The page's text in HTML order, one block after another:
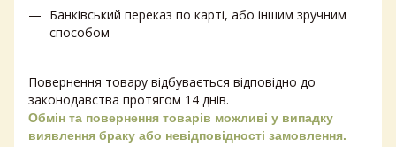
Банківський переказ по карті, або іншим зручним
способом
Повернення товару відбувається відповідно до
законодавства протягом 14 днів.
Обмін та повернення товарів можливі у випадку
виявлення браку або невідповідності замовлення.